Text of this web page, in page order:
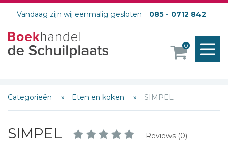
Vandaag zijn wij eenmalig gesloten 085 - 0712 842
0
Categorieën Eten en koken SIMPEL
SIMPEL Reviews (0)